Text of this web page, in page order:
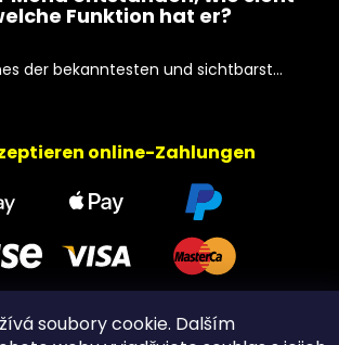
soubory cookie. Dalším
Funktion hat er?
der bekanntesten und sichtbarst...
online-Zahlungen